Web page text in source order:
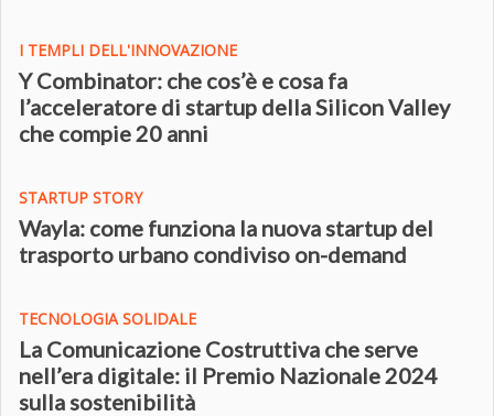
I TEMPLI DELL'INNOVAZIONE
Y Combinator: che cos’è e cosa fa
l’acceleratore di startup della Silicon Valley
che compie 20 anni
STARTUP STORY
Wayla: come funziona la nuova startup del
trasporto urbano condiviso on-demand
TECNOLOGIA SOLIDALE
La Comunicazione Costruttiva che serve
nell’era digitale: il Premio Nazionale 2024
sulla sostenibilità